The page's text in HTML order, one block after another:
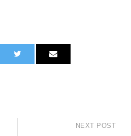
NEXT POST